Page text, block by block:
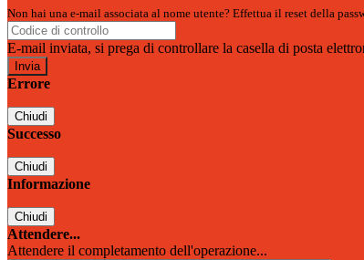
Non hai una e-mail associata al nome utente? Effettua il reset della
E-mail inviata, si prega di controllare la casella di posta
Errore
Chiudi
Successo
Chiudi
Informazione
Chiudi
Attendere...
Attendere il completamento dell'operazione...